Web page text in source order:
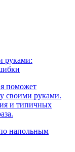
руками:
поможет
своими руками.
и типичных
напольным